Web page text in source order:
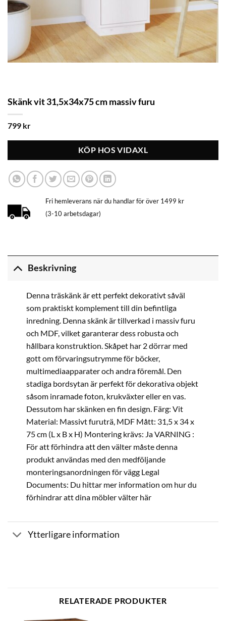
Skänk vit 31,5x34x75 cm massiv furu
799 kr
KÖP HOS VIDAXL
Fri hemleverans när du handlar för över 1499 kr
(3-10 arbetsdagar)
Beskrivning
Denna träskänk är ett perfekt dekorativt såväl
som praktiskt komplement till din befintliga
inredning. Denna skänk är tillverkad i massiv furu
och MDF, vilket garanterar dess robusta och
hållbara konstruktion. Skåpet har 2 dörrar med
gott om förvaringsutrymme för böcker,
multimediaapparater och andra föremål. Den
stadiga bordsytan är perfekt för dekorativa objekt
såsom inramade foton, krukväxter eller en vas.
Dessutom har skänken en fin design. Färg: Vit
Material: Massivt furuträ, MDF Mått: 31,5 x 34 x
75 cm (L x B x H) Montering krävs: Ja VARNING :
För att förhindra att den välter måste denna
produkt användas med den medföljande
monteringsanordningen för vägg Legal
Documents: Du hittar mer information om hur du
förhindrar att dina möbler välter här
Ytterligare information
RELATERADE PRODUKTER